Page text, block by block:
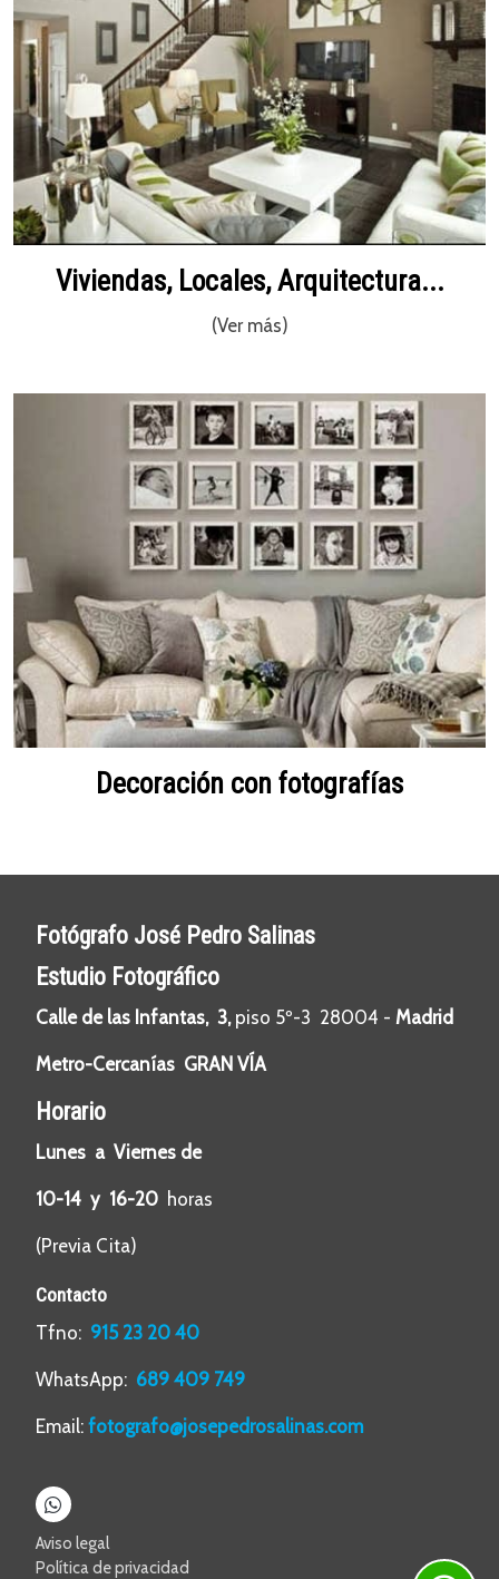
Viviendas, Locales, Arquitectura...
(Ver más)
Decoración con fotografías
Fotógrafo José Pedro Salinas
Estudio Fotográfico
Calle de las Infantas, 3,piso 5º-3 28004 - Madrid
Metro-Cercanías GRAN VÍA
Horario
Lunes a Viernes de
10-14 y 16-20 horas
(Previa Cita)
Contacto
Tfno: 915 23 20 40
WhatsApp: 689 409 749
Email: fotografo@josepedrosalinas.com
Aviso legal
Política de privacidad